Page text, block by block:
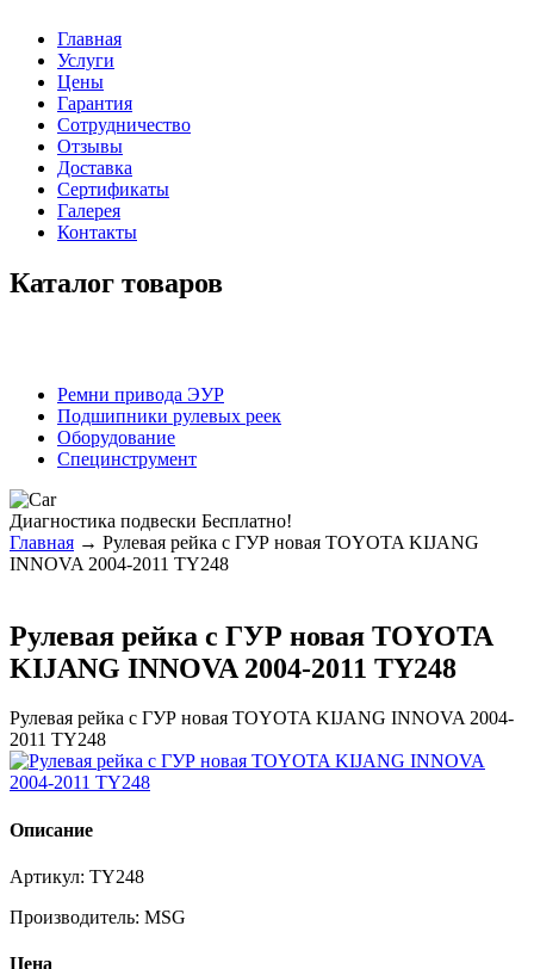
Главная
Услуги
Цены
Гарантия
Сотрудничество
Отзывы
Доставка
Сертификаты
Галерея
Контакты
Каталог товаров
Ремни привода ЭУР
Подшипники рулевых реек
Оборудование
Специнструмент
Диагностика подвески Бесплатно!
Главная → Рулевая рейка с ГУР новая TOYOTA KIJANG
INNOVA 2004-2011 TY248
Рулевая рейка с ГУР новая TOYOTA
KIJANG INNOVA 2004-2011 TY248
Рулевая рейка с ГУР новая TOYOTA KIJANG INNOVA 2004-
2011 TY248
Описание
Артикул: TY248
Производитель: MSG
Цена